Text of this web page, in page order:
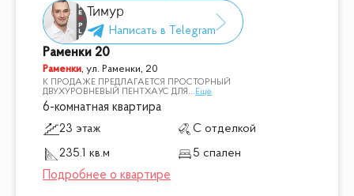
Тимур
Раменки 20
Раменки,ул. Раменки, 20
К ПРОДАЖЕ ПРЕДЛАГАЕТСЯ ПРОСТОРНЫЙ
ДВУХУРОВНЕВЫЙ ПЕНТХАУС ДЛЯ ... Ещё
6-комнатная квартира
23 этаж
С отделкой
235.1 кв.м
5 спален